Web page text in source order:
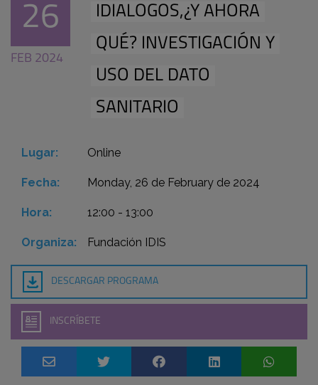
26
FEB 2024
IDIALOGOS,¿Y AHORA
QUÉ? INVESTIGACIÓN Y
USO DEL DATO
SANITARIO
Lugar: Online
Fecha: Monday, 26 de February de 2024
Hora: 12:00 - 13:00
Organiza: Fundación IDIS
DESCARGAR PROGRAMA
INSCRÍBETE